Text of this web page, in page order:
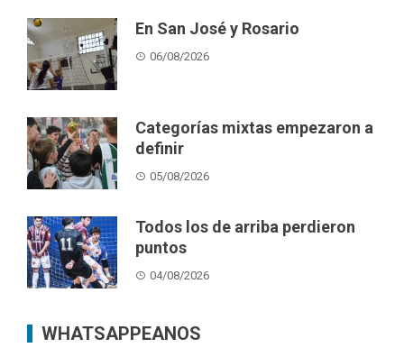
En San José y Rosario
06/08/2026
Categorías mixtas empezaron a
definir
05/08/2026
Todos los de arriba perdieron
puntos
04/08/2026
WHATSAPPEANOS